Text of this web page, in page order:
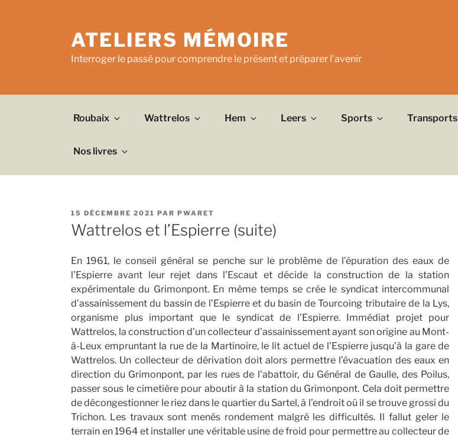
ATELIERS MÉMOIRE
Interroger le passé pour comprendre le présent et préparer l'avenir
Roubaix Wattrelos Hem Leers Sports Transports
Nos livres
PUBLIÉ
LE
15 DÉCEMBRE 2021 PAR PWARET
Wattrelos et l’Espierre (suite)
En 1961, le conseil général se penche sur le problème de l’épuration des eaux de
l’Espierre avant leur rejet dans l’Escaut et décide la construction de la station
expérimentale du Grimonpont. En même temps se crée le syndicat intercommunal
d’assainissement du bassin de l’Espierre et du basin de Tourcoing tributaire de la Lys,
organisme plus important que le syndicat de l’Espierre. Immédiat projet pour
Wattrelos, la construction d’un collecteur d’assainissement ayant son origine au Mont-
à-Leux empruntant la rue de la Martinoire, le lit actuel de l’Espierre jusqu’à la gare de
Wattrelos. Un collecteur de dérivation doit alors permettre l’évacuation des eaux en
direction du Grimonpont, par les rues de l’abattoir, du Général de Gaulle, des Poilus,
passer sous le cimetière pour aboutir à la station du Grimonpont. Cela doit permettre
de décongestionner le riez dans le quartier du Sartel, à l’endroit où il se trouve grossi du
Trichon. Les travaux sont menés rondement malgré les difficultés. Il fallut geler le
terrain en 1964 et installer une véritable usine de froid pour permettre au collecteur de